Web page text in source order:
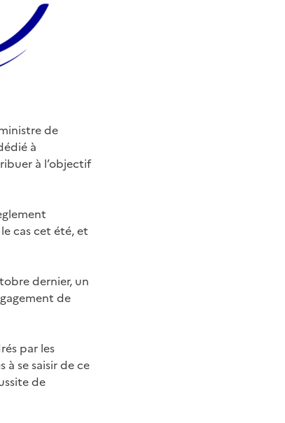
de
à
à l’objectif
cas cet été, et
dernier, un
de
par les
se saisir de ce
de